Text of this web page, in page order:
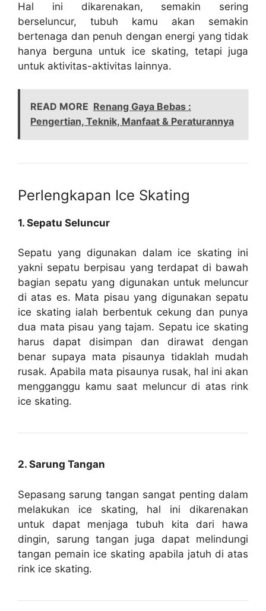
Hal ini dikarenakan, semakin sering
berseluncur, tubuh kamu akan semakin
bertenaga dan penuh dengan energi yang tidak
hanya berguna untuk ice skating, tetapi juga
untuk aktivitas-aktivitas lainnya.
READ MORE Renang Gaya Bebas :
Pengertian, Teknik, Manfaat & Peraturannya
Perlengkapan Ice Skating
1. Sepatu Seluncur
Sepatu yang digunakan dalam ice skating ini
yakni sepatu berpisau yang terdapat di bawah
bagian sepatu yang digunakan untuk meluncur
di atas es. Mata pisau yang digunakan sepatu
ice skating ialah berbentuk cekung dan punya
dua mata pisau yang tajam. Sepatu ice skating
harus dapat disimpan dan dirawat dengan
benar supaya mata pisaunya tidaklah mudah
rusak. Apabila mata pisaunya rusak, hal ini akan
mengganggu kamu saat meluncur di atas rink
ice skating.
2. Sarung Tangan
Sepasang sarung tangan sangat penting dalam
melakukan ice skating, hal ini dikarenakan
untuk dapat menjaga tubuh kita dari hawa
dingin, sarung tangan juga dapat melindungi
tangan pemain ice skating apabila jatuh di atas
rink ice skating.